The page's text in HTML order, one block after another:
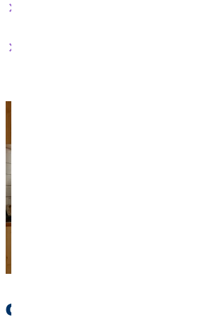
Comunicazione e conflitti